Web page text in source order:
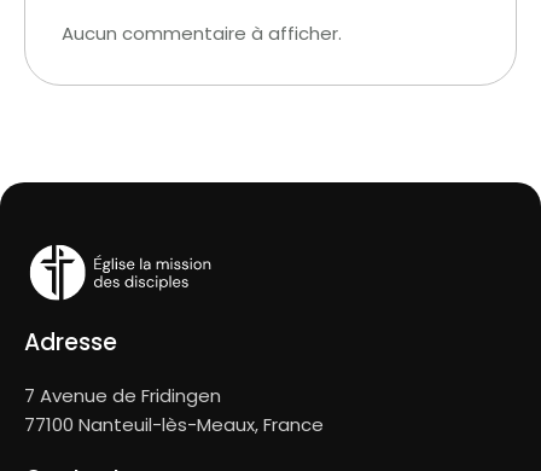
Aucun commentaire à afficher.
Adresse
7 Avenue de Fridingen
77100 Nanteuil-lès-Meaux, France